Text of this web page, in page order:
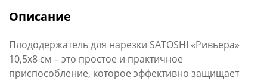
Описание
Плододержатель для нарезки SATOSHI «Ривьера»
10,5х8 см – это простое и практичное
приспособление, которое эффективно защищает